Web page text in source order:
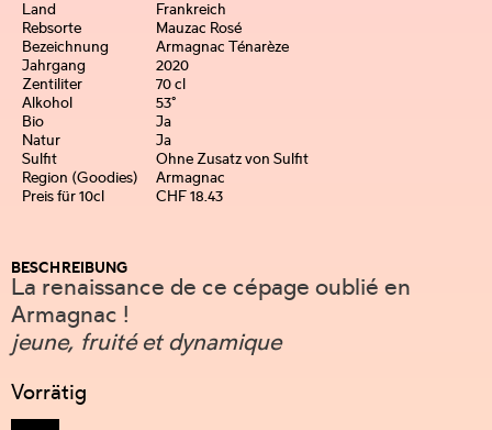
Land
Frankreich
Rebsorte
Mauzac Rosé
Bezeichnung
Armagnac Ténarèze
Jahrgang
2020
Zentiliter
70 cl
Alkohol
53°
Bio
Ja
Natur
Ja
Sulfit
Ohne Zusatz von Sulfit
Region (Goodies)
Armagnac
Preis für 10cl
CHF 18.43
BESCHREIBUNG
La renaissance de ce cépage oublié en
Armagnac !
jeune, fruité et dynamique
Vorrätig